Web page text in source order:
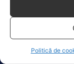
Politică de
Răspunsul
tonul
Cât de